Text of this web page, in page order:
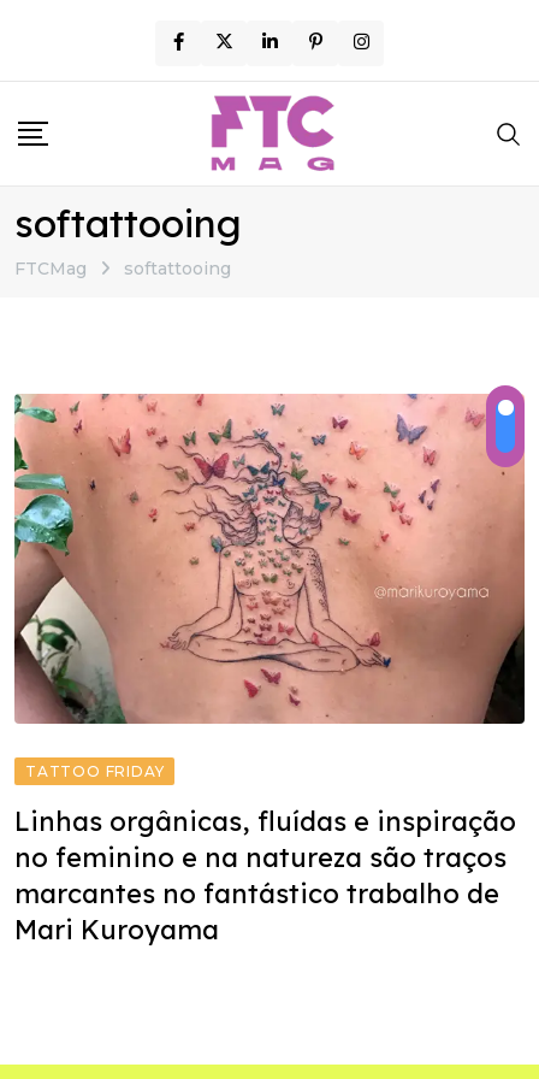
content
softattooing
FTCMag softattooing
TATTOO FRIDAY
Linhas orgânicas, fluídas e inspiração
no feminino e na natureza são traços
marcantes no fantástico trabalho de
Mari Kuroyama